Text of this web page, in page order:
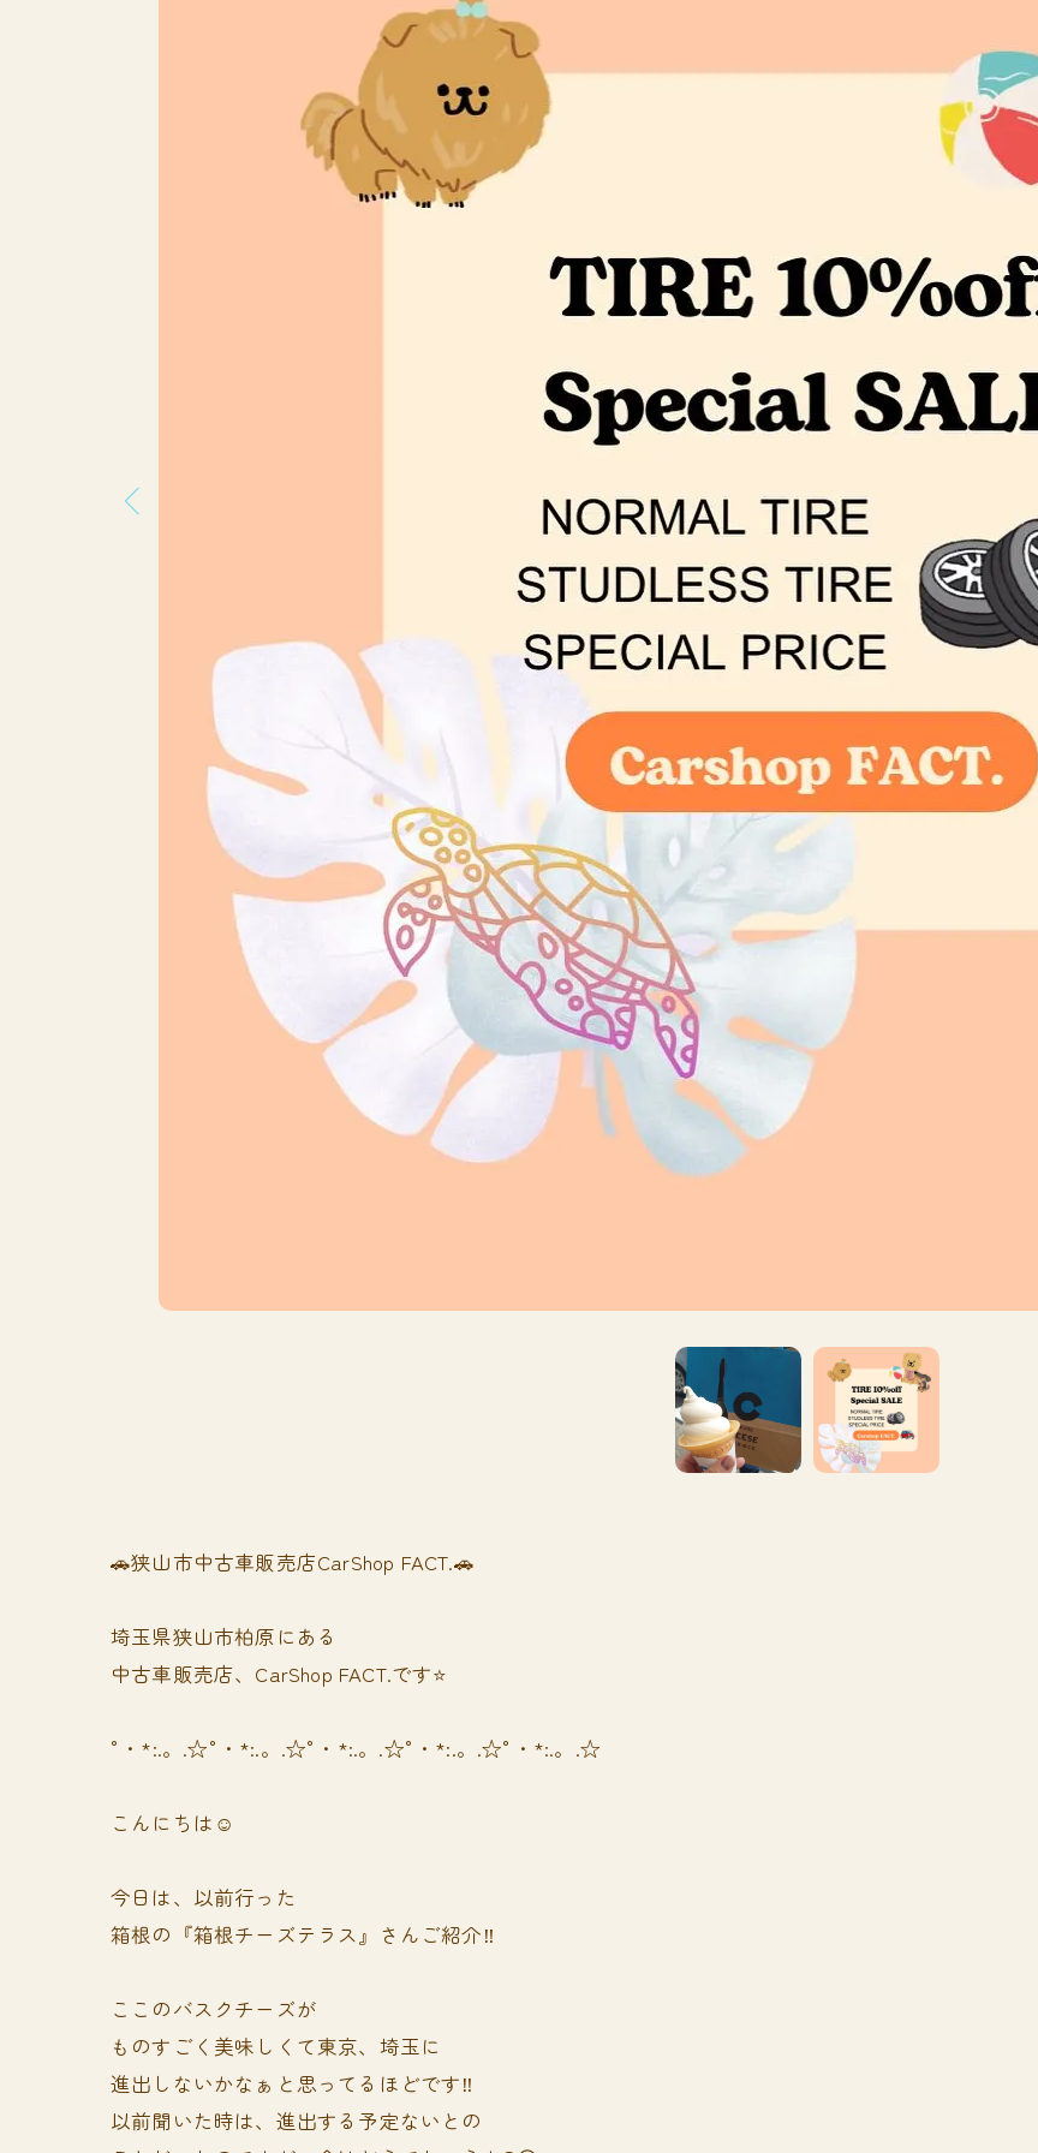
🚗狭山市中古車販売店CarShop FACT.🚗
埼玉県狭山市柏原にある
中古車販売店、CarShop FACT.です⭐️
°・*:.。.☆°・*:.。.☆°・*:.。.☆°・*:.。.☆°・*:.。.☆
こんにちは☺️
今日は、以前行った
箱根の『箱根チーズテラス』さんご紹介‼️
ここのバスクチーズが
ものすごく美味しくて東京、埼玉に
進出しないかなぁと思ってるほどです‼️
以前聞いた時は、進出する予定ないとの